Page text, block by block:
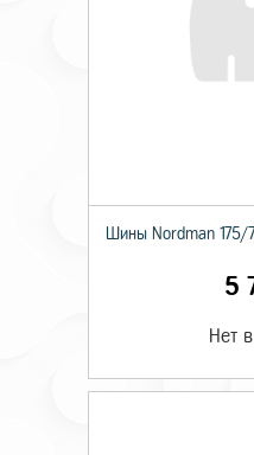
Шины Nordman
5
Нет